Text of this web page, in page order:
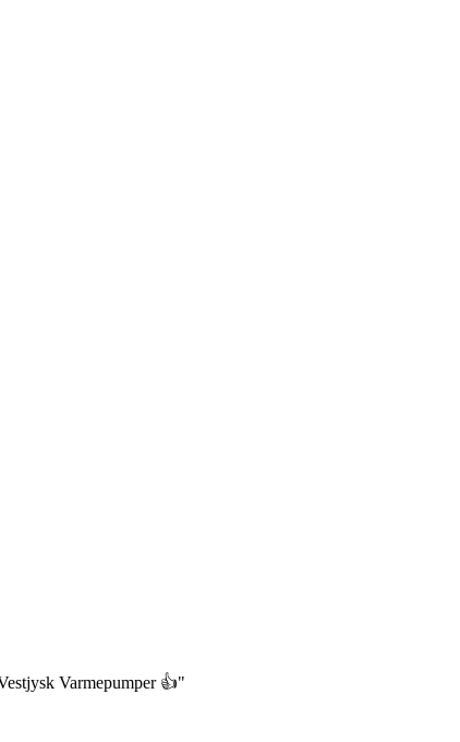
Varmepumper 👍"